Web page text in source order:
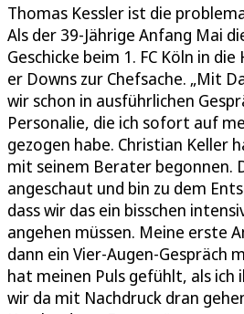
Thomas Kessler ist die
Als der 39-Jährige Anfang Mai
Geschicke beim 1. FC Köln in
er Downs zur Chefsache. „Mit
wir schon in ausführlichen
Personalie, die ich sofort auf
gezogen habe. Christian Keller
mit seinem Berater begonnen.
angeschaut und bin zu dem
dass wir das ein bisschen
angehen müssen. Meine erste
dann ein Vier-Augen-Gespräch
hat meinen Puls gefühlt, als ich
wir da mit Nachdruck dran